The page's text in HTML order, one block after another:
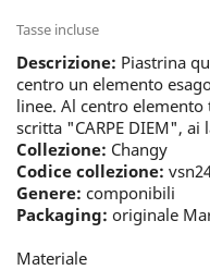
Tasse incluse
Descrizione: Piastrina
centro un elemento
linee. Al centro
scritta "CARPE DIEM", ai
Collezione: Changy
Codice collezione:
Genere: componibili
Packaging: originale
Materiale